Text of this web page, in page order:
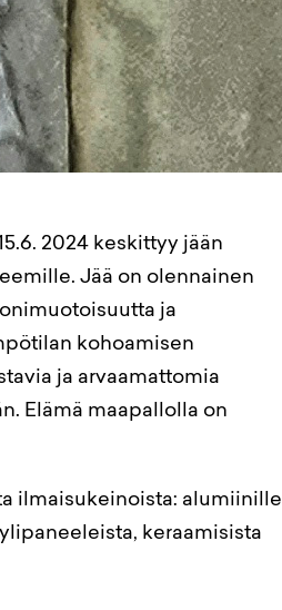
2024 keskittyy jään
Jää on olennainen
ja
kohoamisen
ja arvaamattomia
Elämä maapallolla on
ilmaisukeinoista: alumiinille
keraamisista